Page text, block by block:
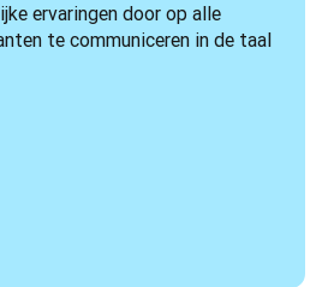
ervaringen door op alle
te communiceren in de taal